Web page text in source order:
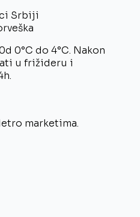
Srbiji
0°C do 4°C. Nakon
u frižideru i
marketima.